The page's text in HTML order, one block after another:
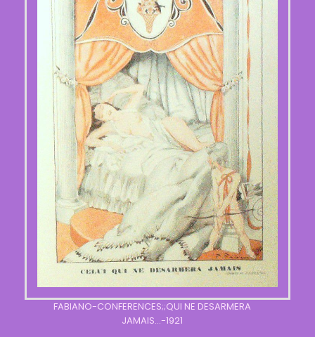
FABIANO-CONFERENCES;;QUI NE DESARMERA
JAMAIS...-1921